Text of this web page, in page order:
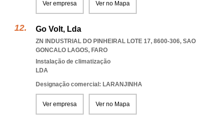
Ver empresa Ver no Mapa
Go Volt, Lda
ZN INDUSTRIAL DO PINHEIRAL LOTE 17, 8600-306, SAO
GONCALO LAGOS, FARO
Instalação de climatização
LDA
Designação comercial: LARANJINHA
Ver empresa Ver no Mapa